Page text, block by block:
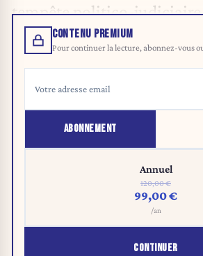
tempête politico-
CONTENU PREMIUM
Pour continuer la lecture, abonnez-vous
ABONNEMENT
Annuel
120,00 €
99,00 €
/an
CONTINUER